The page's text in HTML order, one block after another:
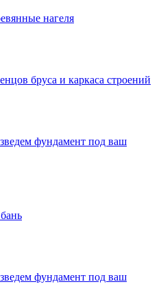
нагеля
бруса и каркаса строений
фундамент под ваш
фундамент под ваш